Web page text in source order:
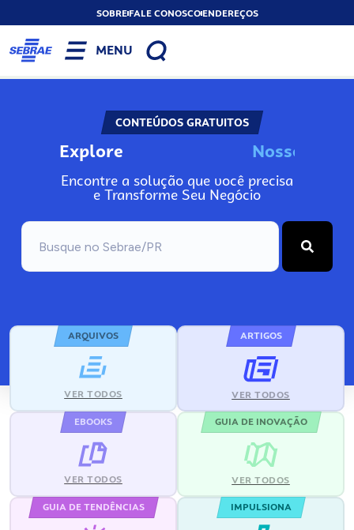
SOBREFALE CONOSCOENDEREÇOS
MENU
CONTEÚDOS GRATUITOS
Explore Nosso
Encontre a solução que você precisa
e Transforme Seu Negócio
ARQUIVOS
VER TODOS
ARTIGOS
VER TODOS
EBOOKS
VER TODOS
GUIA DE INOVAÇÃO
VER TODOS
GUIA DE TENDÊNCIAS IMPULSIONA